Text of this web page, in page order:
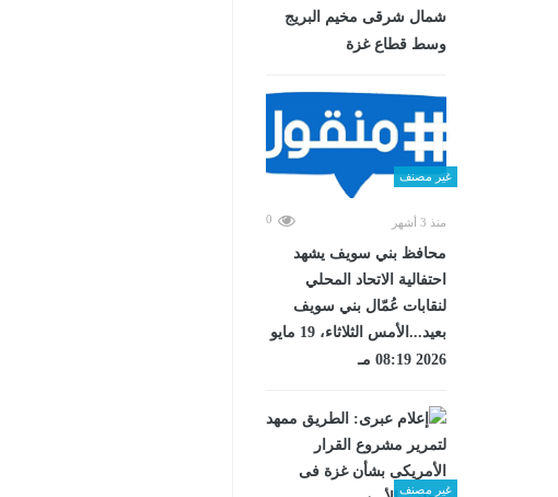
شمال شرقى مخيم البريج
وسط قطاع غزة
غير مصنف
منذ 3 أشهر 0
محافظ بني سويف يشهد
احتفالية الاتحاد المحلي
لنقابات عُمّال بني سويف
بعيد...الأمس الثلاثاء، 19 مايو
2026 08:19 مـ
غير مصنف